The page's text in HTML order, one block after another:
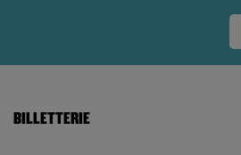
BILLETTERIE